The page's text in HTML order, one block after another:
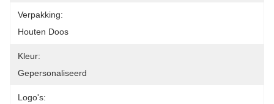
Verpakking:
Houten Doos
Kleur:
Gepersonaliseerd
Logo's: